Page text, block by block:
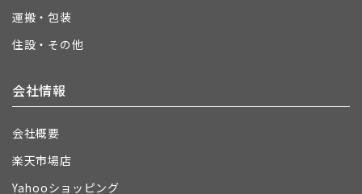
運搬・包装
住設・その他
会社情報
会社概要
楽天市場店
Yahooショッピング